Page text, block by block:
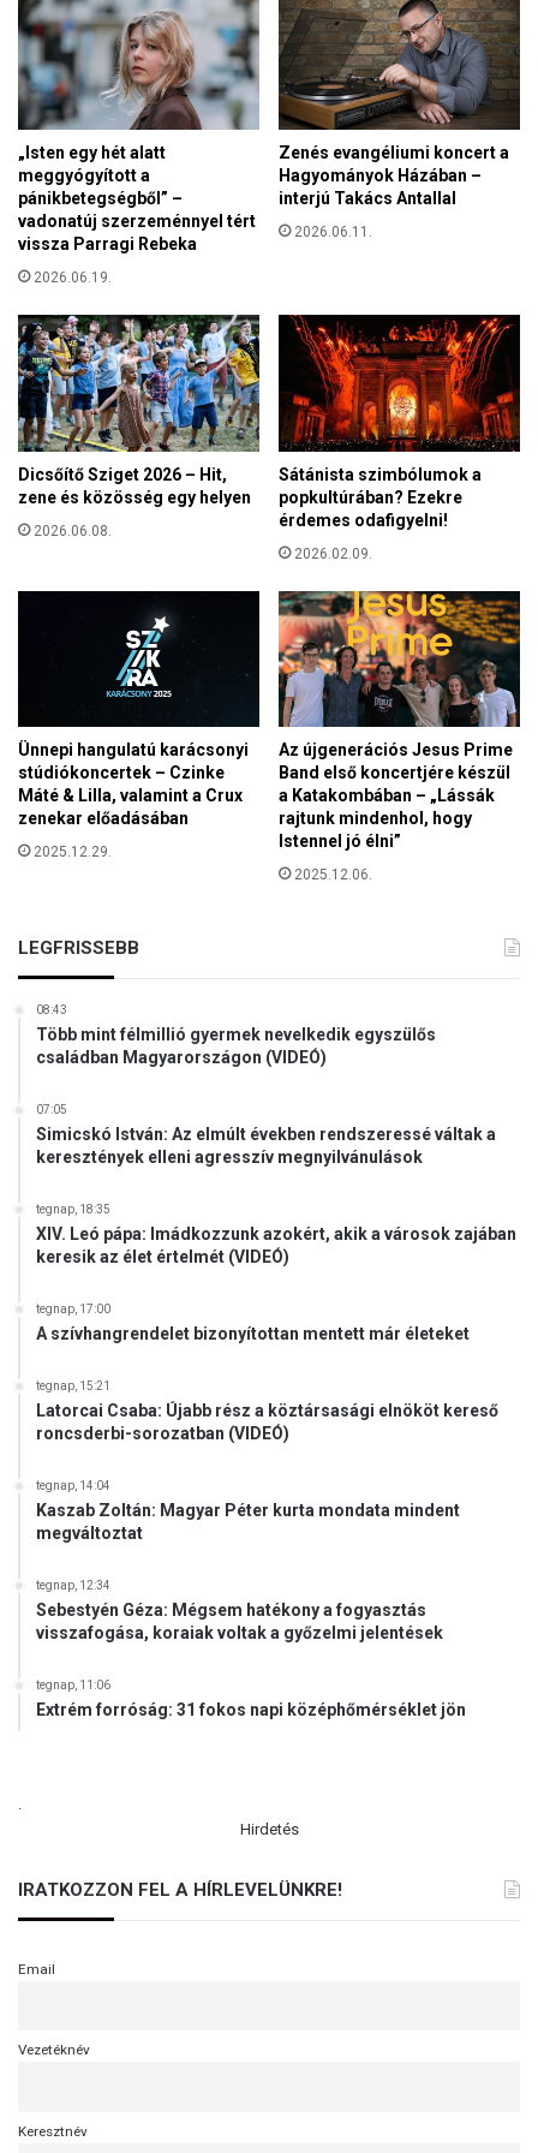
m
e
g
y
e
l
e
l
n
m
a
g
y
a
r
f
e
e
d
e
l
e
m
n
y
o
a
n
t
„Isten egy hét alatt
meggyógyított a
pánikbetegségből” –
vadonatúj szerzeménnyel tért
vissza Parragi Rebeka
2026.06.19.
Zenés evangéliumi koncert a
Hagyományok Házában –
interjú Takács Antallal
2026.06.11.
Dicsőítő Sziget 2026 – Hit,
zene és közösség egy helyen
2026.06.08.
Sátánista szimbólumok a
popkultúrában? Ezekre
érdemes odafigyelni!
2026.02.09.
Ünnepi hangulatú karácsonyi
stúdiókoncertek – Czinke
Máté & Lilla, valamint a Crux
zenekar előadásában
2025.12.29.
Az újgenerációs Jesus Prime
Band első koncertjére készül
a Katakombában – „Lássák
rajtunk mindenhol, hogy
Istennel jó élni”
2025.12.06.
LEGFRISSEBB
08:43
Több mint félmillió gyermek nevelkedik egyszülős
családban Magyarországon (VIDEÓ)
07:05
Simicskó István: Az elmúlt években rendszeressé váltak a
keresztények elleni agresszív megnyilvánulások
tegnap, 18:35
XIV. Leó pápa: Imádkozzunk azokért, akik a városok zajában
keresik az élet értelmét (VIDEÓ)
tegnap, 17:00
A szívhangrendelet bizonyítottan mentett már életeket
tegnap, 15:21
Latorcai Csaba: Újabb rész a köztársasági elnököt kereső
roncsderbi-sorozatban (VIDEÓ)
tegnap, 14:04
Kaszab Zoltán: Magyar Péter kurta mondata mindent
megváltoztat
tegnap, 12:34
Sebestyén Géza: Mégsem hatékony a fogyasztás
visszafogása, koraiak voltak a győzelmi jelentések
tegnap, 11:06
Extrém forróság: 31 fokos napi középhőmérséklet jön
.
Hirdetés
IRATKOZZON FEL A HÍRLEVELÜNKRE!
Email
Vezetéknév
Keresztnév